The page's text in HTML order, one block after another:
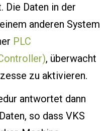
Die Daten in der
anderen System
PLC
, überwacht
zu aktivieren.
antwortet dann
so dass VKS